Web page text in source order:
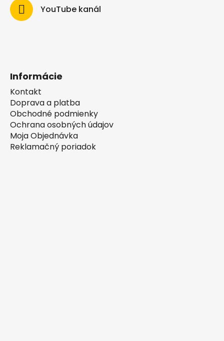
YouTube kanál
Informácie
Kontakt
Doprava a platba
Obchodné podmienky
Ochrana osobných údajov
Moja Objednávka
Reklamačný poriadok